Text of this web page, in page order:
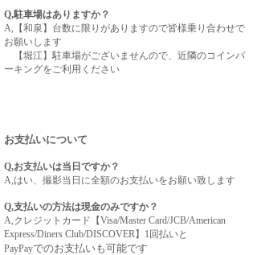
Q,駐車場はありますか？
A,【和泉】台数に限りがありますので皆様乗り合わせで
お願いします
【堀江】駐車場がございませんので、近隣のコインパ
ーキングをご利用ください
お支払いについて
​Q,お支払いは当日ですか？
A,はい、撮影当日に全額のお支払いをお願い致します
Q,支払いの方法は現金のみですか？
A,クレジットカード【Visa/Master Card/JCB/American
Express/Diners Club/DISCOVER】1回払いと
PayPayでのお支払いも可能です